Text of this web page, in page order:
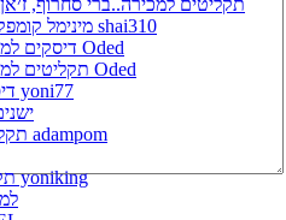
מינימל קומפקט, רמי פורטיס מאת shai310
דיסקים למכירה - מתעדכן מאת Oded
תקליטים למכירה - מתעדכן מאת Oded
דיסקים מבוקשים מאת yoni77
תקליטים מבוקשים מאת adampom
תקליטים אהובים מאת yoniking